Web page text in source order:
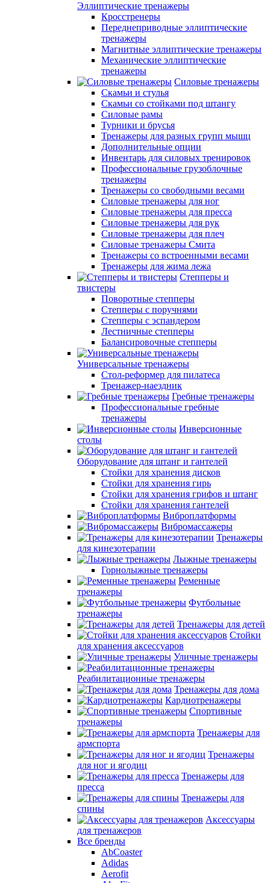
Эллиптические тренажеры
Кросстренеры
Переднеприводные эллиптические
тренажеры
Магнитные эллиптические тренажеры
Механические эллиптические
тренажеры
Силовые тренажеры
Скамьи и стулья
Скамьи со стойками под штангу
Силовые рамы
Турники и брусья
Тренажеры для разных групп мышц
Дополнительные опции
Инвентарь для силовых тренировок
Профессиональные грузоблочные
тренажеры
Тренажеры со свободными весами
Силовые тренажеры для ног
Силовые тренажеры для пресса
Силовые тренажеры для рук
Силовые тренажеры для плеч
Силовые тренажеры Смита
Тренажеры со встроенными весами
Тренажеры для жима лежа
Степперы и
твистеры
Поворотные степперы
Степперы с поручнями
Степперы с эспандером
Лестничные степперы
Балансировочные степперы
Универсальные тренажеры
Стол-реформер для пилатеса
Тренажер-наездник
Гребные тренажеры
Профессиональные гребные
тренажеры
Инверсионные
столы
Оборудование для штанг и гантелей
Стойки для хранения дисков
Стойки для хранения гирь
Стойки для хранения грифов и штанг
Стойки для хранения гантелей
Виброплатформы
Вибромассажеры
Тренажеры
для кинезотерапии
Лыжные тренажеры
Горнолыжные тренажеры
Ременные
тренажеры
Футбольные
тренажеры
Тренажеры для детей
Стойки
для хранения аксессуаров
Уличные тренажеры
Реабилитационные тренажеры
Тренажеры для дома
Кардиотренажеры
Спортивные
тренажеры
Тренажеры для
армспорта
Тренажеры
для ног и ягодиц
Тренажеры для
пресса
Тренажеры для
спины
Аксессуары
для тренажеров
Все бренды
AbCoaster
Adidas
Aerofit